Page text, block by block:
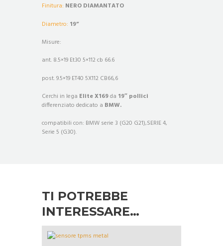
Finitura: NERO DIAMANTATO
Diametro: 19”
Misure:
ant. 8.5×19 Et30 5×112 cb 66.6
post. 9.5×19 ET40 5X112 CB66,6
Cerchi in lega Elite X169da 19″ pollici
differenziato dedicato a BMW.
compatibili con: BMW serie 3 (G20 G21),SERIE 4,
Serie 5 (G30).
TI POTREBBE
INTERESSARE…